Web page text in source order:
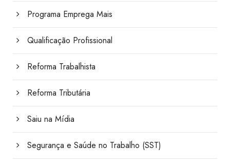
Programa Emprega Mais
Qualificação Profissional
Reforma Trabalhista
Reforma Tributária
Saiu na Mídia
Segurança e Saúde no Trabalho (SST)